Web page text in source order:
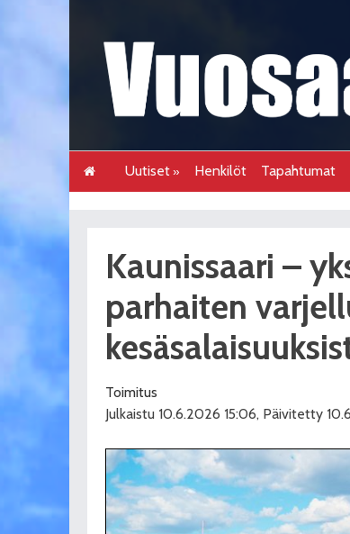
Uutiset Henkilöt Tapahtumat
Kaunissaari –
parhaiten
Toimitus
Julkaistu 10.6.2026 15:06, Päivitetty